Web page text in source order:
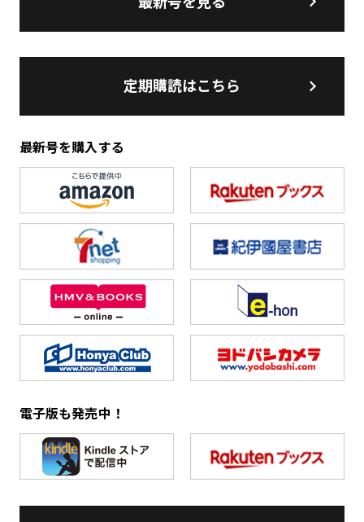
定期購読はこちら
最新号を購入する
電子版も発売中！